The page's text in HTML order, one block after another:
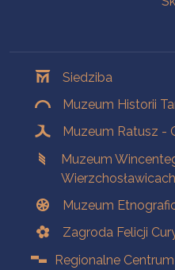
Siedziba
Muzeum Historii
Muzeum Ratusz -
Muzeum
Wierzchosławicach
Muzeum
Zagroda Felicji
Regionalne